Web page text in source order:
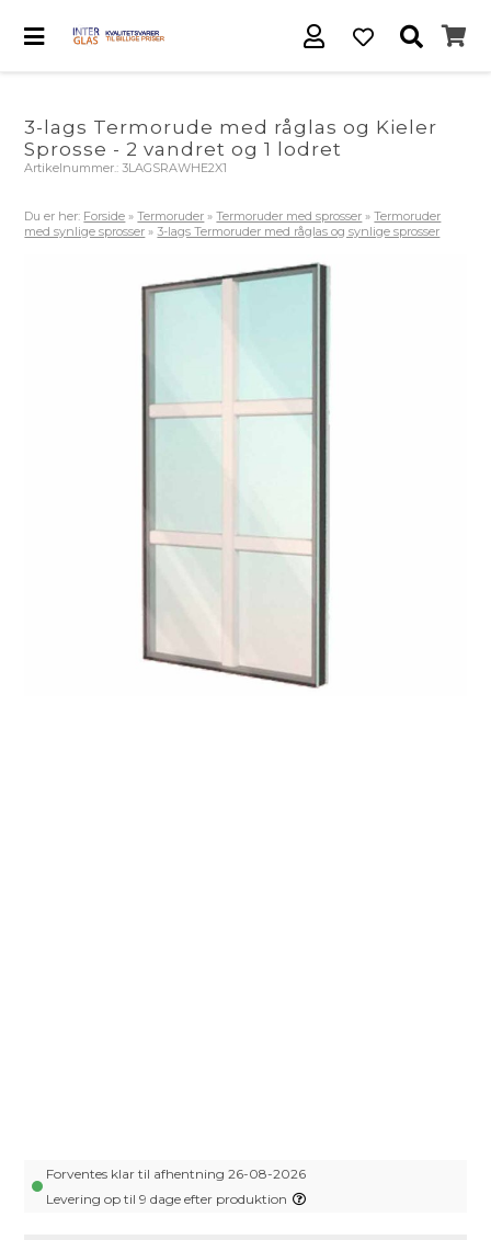
3-lags Termorude med råglas og Kieler
Sprosse - 2 vandret og 1 lodret
Artikelnummer.:3LAGSRAWHE2X1
Du er her: Forside »Termoruder »Termoruder med sprosser »Termoruder
med synlige sprosser »3-lags Termoruder med råglas og synlige sprosser
Forventes klar til afhentning 26-08-2026
Levering op til 9 dage efter produktion